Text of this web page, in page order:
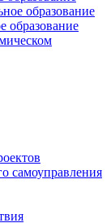
образование
образование
самоуправления